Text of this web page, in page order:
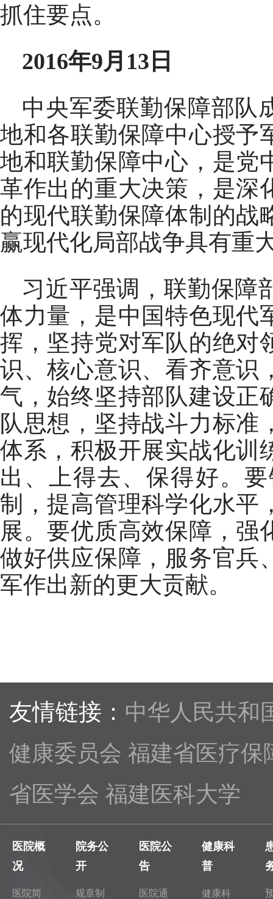
抓住要点。
2016年9月13日
中央军委联勤保障部队
地和各联勤保障中心授予
地和联勤保障中心，是党
革作出的重大决策，是深
的现代联勤保障体制的战
赢现代化局部战争具有重
习近平强调，联勤保障
体力量，是中国特色现代
挥，坚持党对军队的绝对
识、核心意识、看齐意识
气，始终坚持部队建设正
队思想，坚持战斗力标
体系，积极开展实战化训
出、上得去、保得好。
制，提高管理科学化水平
展。要优质高效保障，强
做好供应保障，服务官兵
军作出新的更大贡献。
友情链接： 中华人民共和
健康委员会 福建省医疗保
省医学会 福建医科大学
医院概
况
医院简
院务公
开
规章制
医院公
告
医院通
健康科
普
健康科